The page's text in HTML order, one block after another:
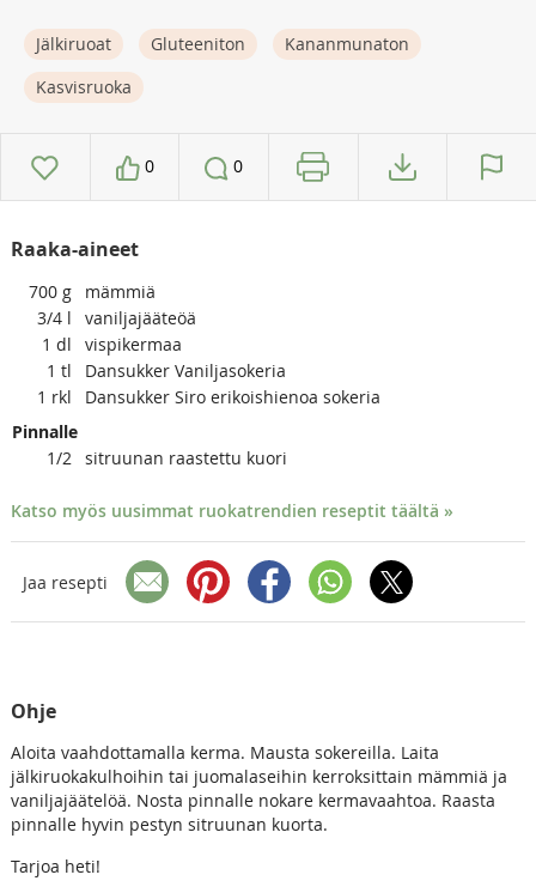
Jälkiruoat Gluteeniton
Kananmunaton
Kasvisruoka
0 0
Raaka-aineet
700 g
mämmiä
3/4 l
vaniljajääteöä
1 dl
vispikermaa
1 tl
Dansukker Vaniljasokeria
1 rkl
Dansukker Siro erikoishienoa sokeria
Pinnalle
1/2 sitruunan raastettu kuori
Katso myös uusimmat ruokatrendien reseptit täältä »
Jaa resepti
Ohje
Aloita vaahdottamalla kerma. Mausta sokereilla. Laita
jälkiruokakulhoihin tai juomalaseihin kerroksittain mämmiä ja
vaniljajäätelöä. Nosta pinnalle nokare kermavaahtoa. Raasta
pinnalle hyvin pestyn sitruunan kuorta.
Tarjoa heti!